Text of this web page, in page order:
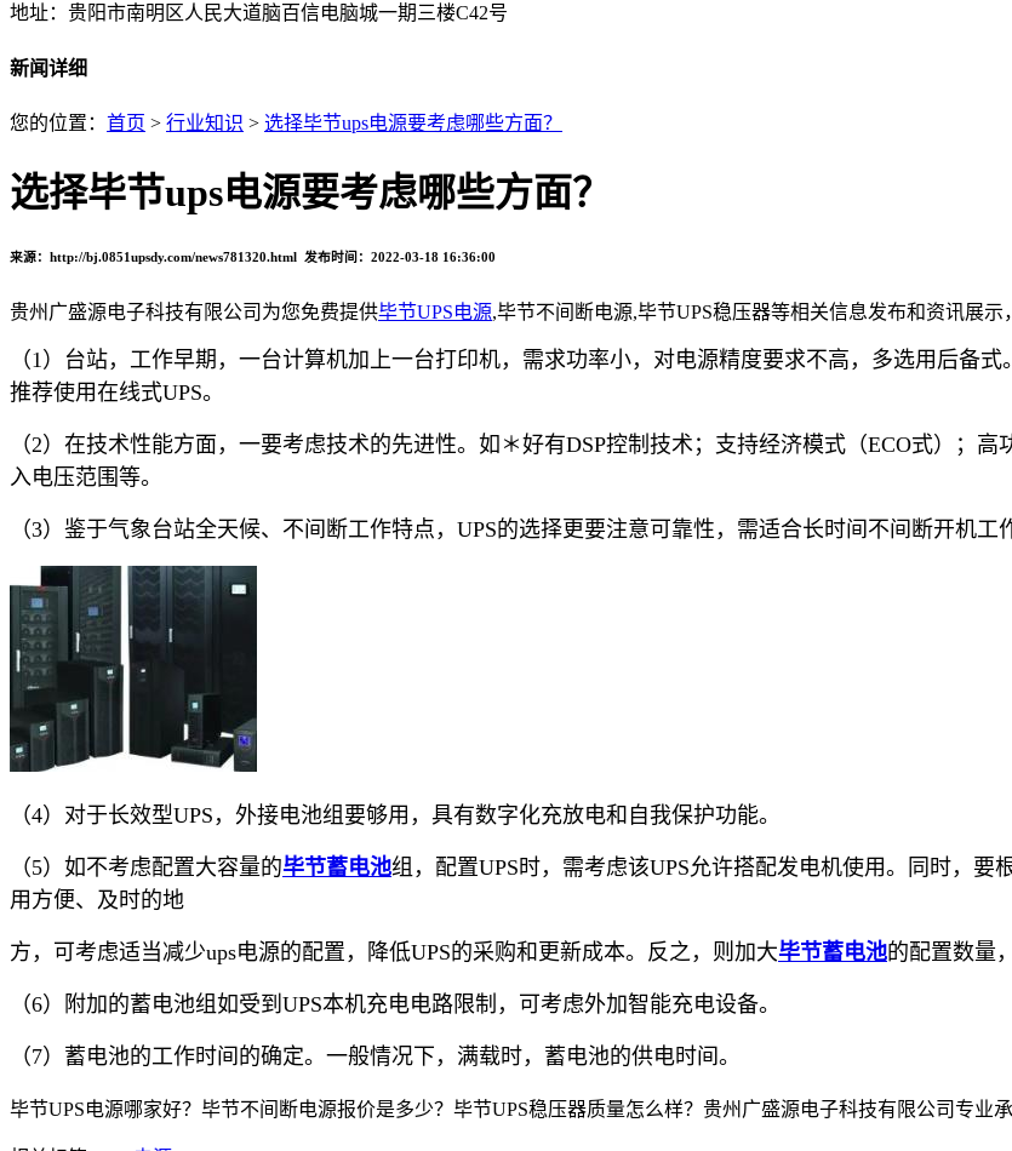
地址：贵阳市南明区人民大道脑百信电脑城一期三楼C42号
新闻详细
您的位置： 首页 > 行业知识 > 选择毕节ups电源要考虑哪些方面？
选择毕节ups电源要考虑哪些方面？
来源：http://bj.0851upsdy.com/news781320.html 发布时间：2022-03-18 16:36:00
贵州广盛源电子科技有限公司为您免费提供毕节UPS电源,毕节不间断电源,毕节UPS稳压器等相关信息发布和资讯展示
（1）台站，工作早期，一台计算机加上一台打印机，需求功率小，对电源精度要求不高，多选用后备
推荐使用在线式UPS。
（2）在技术性能方面，一要考虑技术的先进性。如＊好有DSP控制技术；支持经济模式（ECO式）；
入电压范围等。
（3）鉴于气象台站全天候、不间断工作特点，UPS的选择更要注意可靠性，需适合长时间不间断开机工
（4）对于长效型UPS，外接电池组要够用，具有数字化充放电和自我保护功能。
（5）如不考虑配置大容量的毕节蓄电池组，配置UPS时，需考虑该UPS允许搭配发电机使用。同时，
用方便、及时的地
方，可考虑适当减少ups电源的配置，降低UPS的采购和更新成本。反之，则加大毕节蓄电池的配置数量
（6）附加的蓄电池组如受到UPS本机充电电路限制，可考虑外加智能充电设备。
（7）蓄电池的工作时间的确定。一般情况下，满载时，蓄电池的供电时间。
毕节UPS电源哪家好？毕节不间断电源报价是多少？毕节UPS稳压器质量怎么样？贵州广盛源电子科技有限公司专业